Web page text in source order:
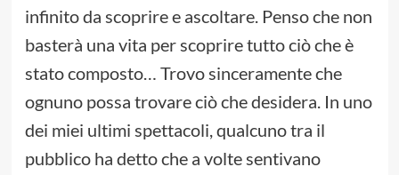
infinito da scoprire e ascoltare. Penso che non
basterà una vita per scoprire tutto ciò che è
stato composto… Trovo sinceramente che
ognuno possa trovare ciò che desidera. In uno
dei miei ultimi spettacoli, qualcuno tra il
pubblico ha detto che a volte sentivano